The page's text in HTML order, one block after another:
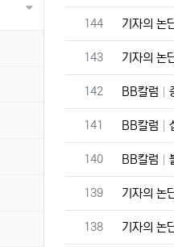
번호
144 기자의 논
번호
143 기자의 논
번호
142 BB칼럼
번호
141 BB칼럼
번호
140 BB칼럼
번호
139 기자의 논
번호
138 기자의 논